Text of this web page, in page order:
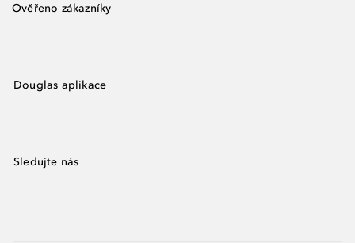
Ověřeno zákazníky
Douglas aplikace
Sledujte nás